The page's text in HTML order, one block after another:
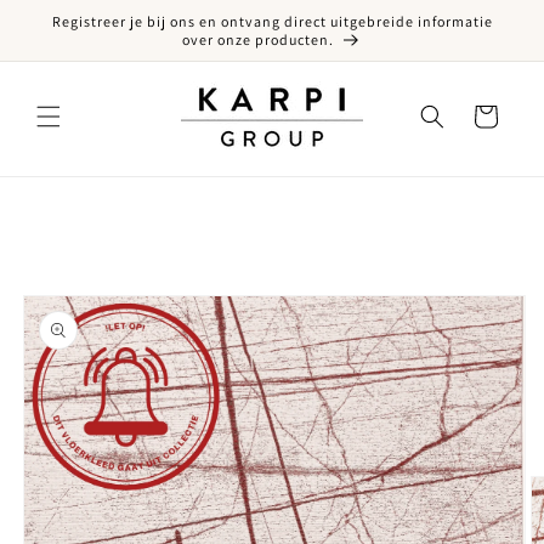
naar de content
Registreer je bij ons en ontvang direct uitgebreide informatie
over onze producten.
Winkelwagen
naar productinformatie